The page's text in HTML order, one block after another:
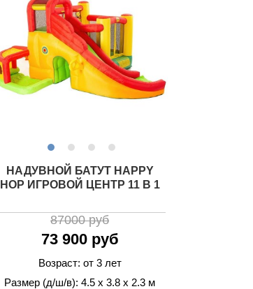
НАДУВНОЙ БАТУТ HAPPY
HOP ИГРОВОЙ ЦЕНТР 11 В 1
87000 руб
73 900 руб
Возраст: от 3 лет
Размер (д/ш/в): 4.5 х 3.8 х 2.3 м